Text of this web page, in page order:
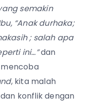
semakin
“Anak durhaka;
; salah apa
ini…”dan
, kita malah
konflik dengan